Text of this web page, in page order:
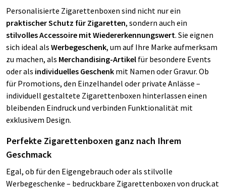
Personalisierte Zigarettenboxen sind nicht nur ein
praktischer Schutz für Zigaretten, sondern auch ein
stilvolles Accessoire mit Wiedererkennungswert. Sie eignen
sich ideal als Werbegeschenk, um auf Ihre Marke aufmerksam
zu machen, als Merchandising-Artikel für besondere Events
oder als individuelles Geschenk mit Namen oder Gravur. Ob
für Promotions, den Einzelhandel oder private Anlässe –
individuell gestaltete Zigarettenboxen hinterlassen einen
bleibenden Eindruck und verbinden Funktionalität mit
exklusivem Design.
Perfekte Zigarettenboxen ganz nach Ihrem
Geschmack
Egal, ob für den Eigengebrauch oder als stilvolle
Werbegeschenke – bedruckbare Zigarettenboxen von druck.at